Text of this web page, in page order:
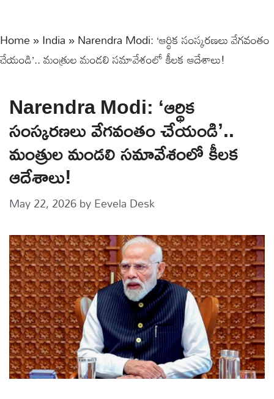
Home»India»Narendra Modi: ‘ఆర్థిక సంస్కరణలు వేగవంతం
చేయండి’.. మంత్రుల మండలి సమావేశంలో కీలక ఆదేశాలు!
Narendra Modi: ‘ఆర్థిక
సంస్కరణలు వేగవంతం చేయండి’..
మంత్రుల మండలి సమావేశంలో కీలక
ఆదేశాలు!
May 22, 2026byEevela Desk